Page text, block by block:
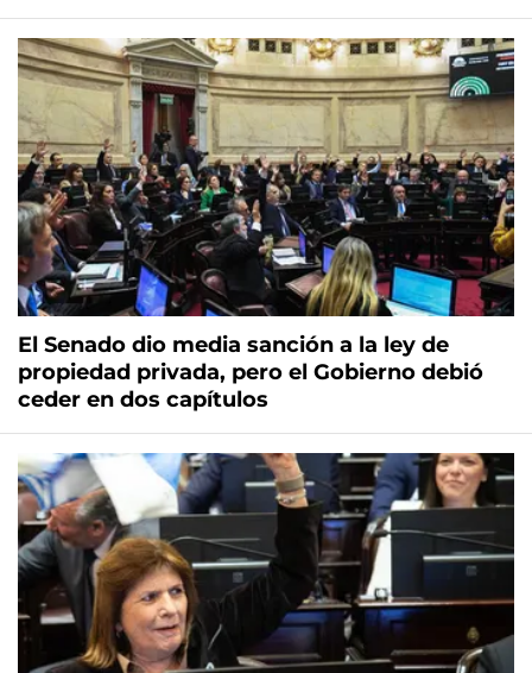
El Senado dio media sanción a la ley de
propiedad privada, pero el Gobierno debió
ceder en dos capítulos